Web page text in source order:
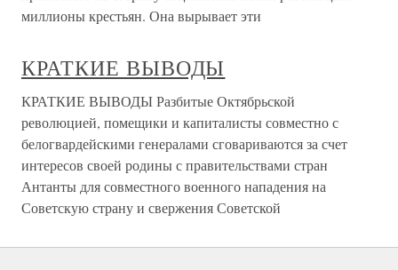
миллионы крестьян. Она вырывает эти
КРАТКИЕ ВЫВОДЫ
КРАТКИЕ ВЫВОДЫ Разбитые Октябрьской
революцией, помещики и капиталисты совместно с
белогвардейскими генералами сговариваются за счет
интересов своей родины с правительствами стран
Антанты для совместного военного нападения на
Советскую страну и свержения Советской